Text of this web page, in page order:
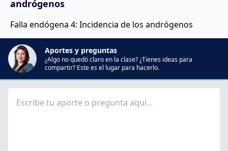
andrógenos
Falla endógena 4: Incidencia de los andrógenos
Aportes y preguntas
¿Algo no quedó claro en la clase? ¿Tienes ideas para
compartir? Este es el lugar para hacerlo.